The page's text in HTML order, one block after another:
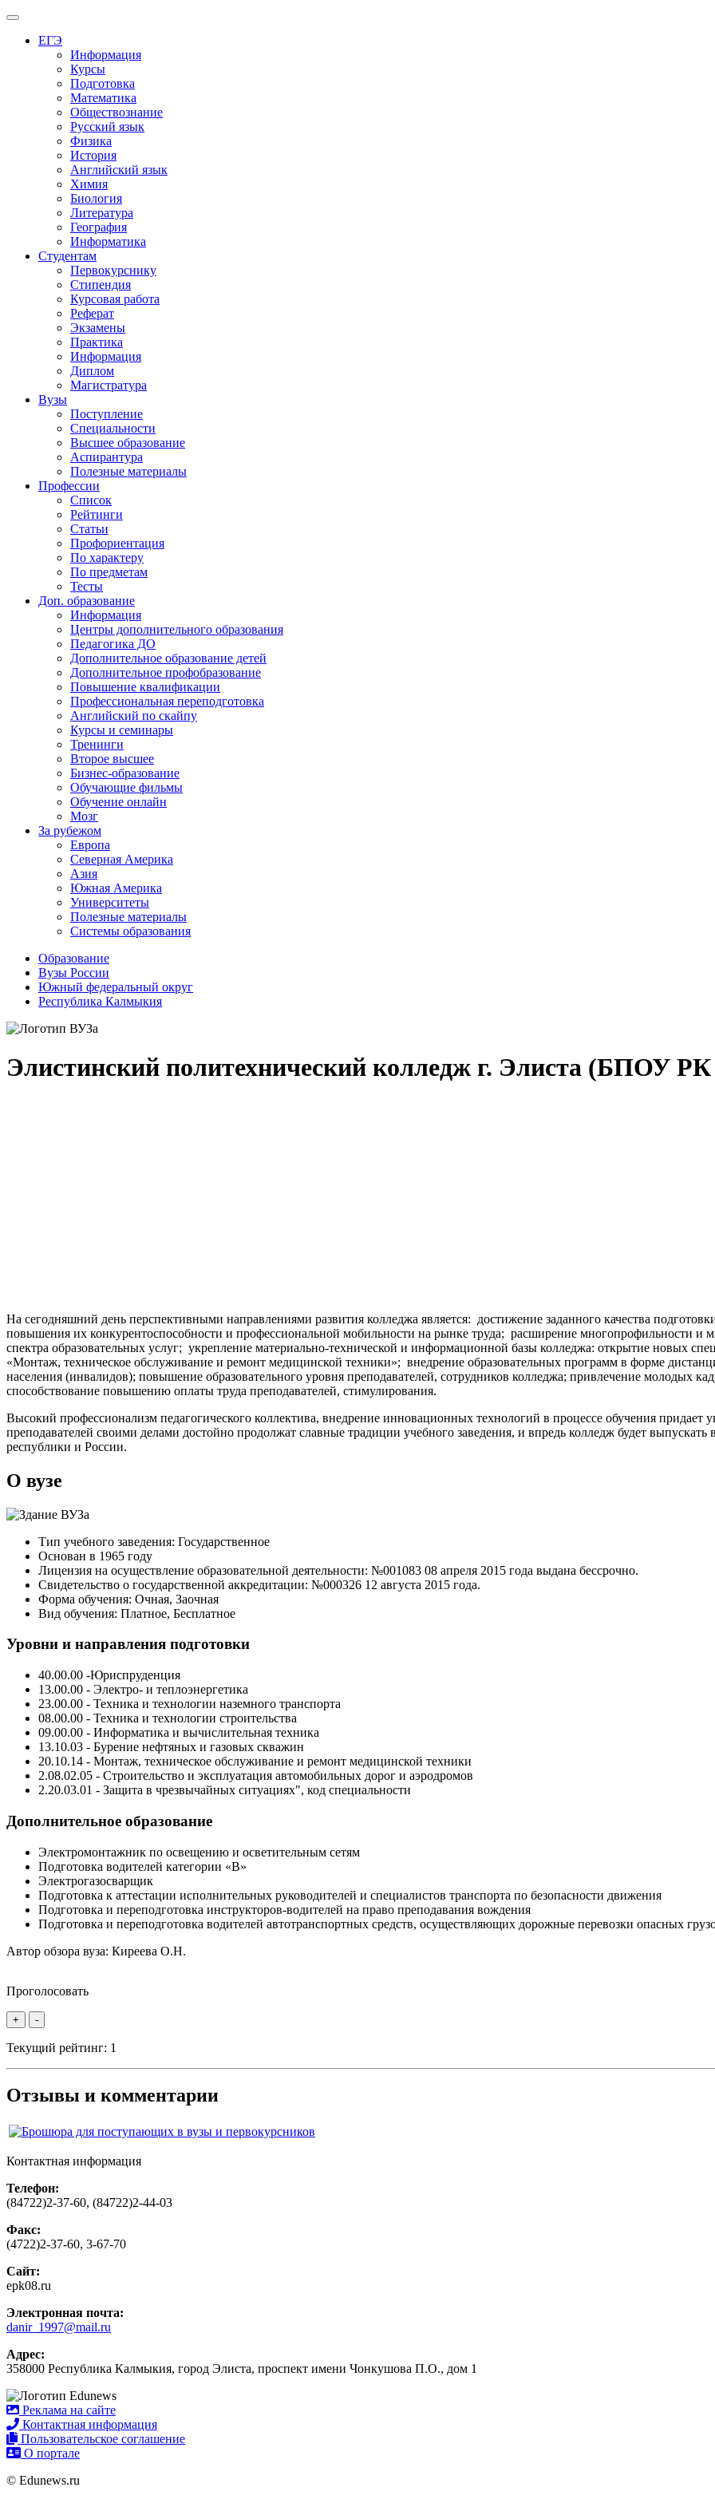
Меню
ЕГЭ
Информация
Курсы
Подготовка
Математика
Обществознание
Русский язык
Физика
История
Английский язык
Химия
Биология
Литература
География
Информатика
Студентам
Первокурснику
Стипендия
Курсовая работа
Реферат
Экзамены
Практика
Информация
Диплом
Магистратура
Вузы
Поступление
Специальности
Высшее образование
Аспирантура
Полезные материалы
Профессии
Список
Рейтинги
Статьи
Профориентация
По характеру
По предметам
Тесты
Доп. образование
Информация
Центры дополнительного образования
Педагогика ДО
Дополнительное образование детей
Дополнительное профобразование
Повышение квалификации
Профессиональная переподготовка
Английский по скайпу
Курсы и семинары
Тренинги
Второе высшее
Бизнес-образование
Обучающие фильмы
Обучение онлайн
Мозг
За рубежом
Европа
Северная Америка
Азия
Южная Америка
Университеты
Полезные материалы
Системы образования
Образование
Вузы России
Южный федеральный округ
Республика Калмыкия
Элистинский политехнический колледж г. Элиста (БПОУ
На сегодняшний день перспективными направлениями развития колледжа является: достижение заданного качества
повышения их конкурентоспособности и профессиональной мобильности на рынке труда; расширение многопрофильности и
спектра образовательных услуг; укрепление материально-технической и информационной базы колледжа: открытие новых
«Монтаж, техническое обслуживание и ремонт медицинской техники»; внедрение образовательных программ в форме
населения (инвалидов); повышение образовательного уровня преподавателей, сотрудников колледжа; привлечение молодых
способствование повышению оплаты труда преподавателей, стимулирования.
Высокий профессионализм педагогического коллектива, внедрение инновационных технологий в процессе обучения придает
преподавателей своими делами достойно продолжат славные традиции учебного заведения, и впредь колледж будет
республики и России.
О вузе
Тип учебного заведения: Государственное
Основан в 1965 году
Лицензия на осуществление образовательной деятельности: №001083 08 апреля 2015 года выдана бессрочно.
Свидетельство о государственной аккредитации: №000326 12 августа 2015 года.
Форма обучения: Очная, Заочная
Вид обучения: Платное, Бесплатное
Уровни и направления подготовки
40.00.00 -Юриспруденция
13.00.00 - Электро- и теплоэнергетика
23.00.00 - Техника и технологии наземного транспорта
08.00.00 - Техника и технологии строительства
09.00.00 - Информатика и вычислительная техника
13.10.03 - Бурение нефтяных и газовых скважин
20.10.14 - Монтаж, техническое обслуживание и ремонт медицинской техники
2.08.02.05 - Строительство и эксплуатация автомобильных дорог и аэродромов
2.20.03.01 - Защита в чрезвычайных ситуациях", код специальности
Дополнительное образование
Электромонтажник по освещению и осветительным сетям
Подготовка водителей категории «В»
Электрогазосварщик
Подготовка к аттестации исполнительных руководителей и специалистов транспорта по безопасности движения
Подготовка и переподготовка инструкторов-водителей на право преподавания вождения
Подготовка и переподготовка водителей автотранспортных средств, осуществляющих дорожные перевозки опасных
Автор обзора вуза: Киреева О.Н.
Проголосовать
+ -
Текущий рейтинг: 1
Отзывы и комментарии
Контактная информация
Телефон:
(84722)2-37-60, (84722)2-44-03
Факс:
(4722)2-37-60, 3-67-70
Сайт:
epk08.ru
Электронная почта:
danir_1997@mail.ru
Адрес:
358000 Республика Калмыкия, город Элиста, проспект имени Чонкушова П.О., дом 1
Реклама на сайте
Контактная информация
Пользовательское соглашение
О портале
© Edunews.ru